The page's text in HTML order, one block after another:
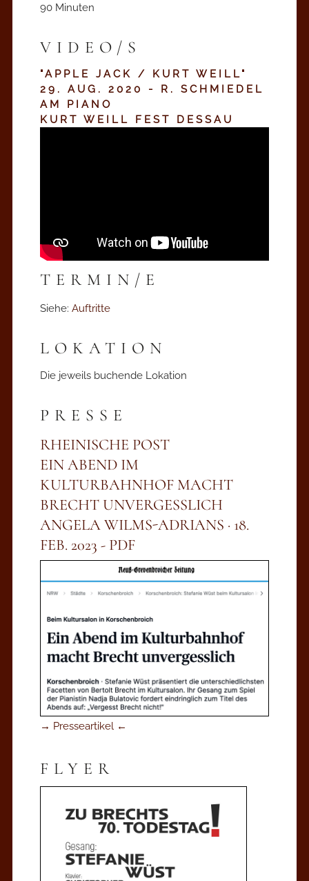
90 Minuten
VIDEO/S
"APPLE JACK / KURT WEILL"
29. AUG. 2020 - R. SCHMIEDEL
AM PIANO
KURT WEILL FEST DESSAU
TERMIN/E
Siehe: Auftritte
LOKATION
Die jeweils buchende Lokation
PRESSE
RHEINISCHE POST
EIN ABEND IM
KULTURBAHNHOF MACHT
BRECHT UNVERGESSLICH
ANGELA WILMS-ADRIANS · 18.
FEB. 2023 - PDF
→ Presseartikel ←
FLYER